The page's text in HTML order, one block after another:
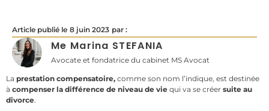
Article publié le 8 juin 2023 par :
Me Marina STEFANIA
Avocate et fondatrice du cabinet MS Avocat
La prestation compensatoire, comme son nom l’indique, est destinée
à compenser la différence de niveau de vie qui va se créer suite au
divorce.